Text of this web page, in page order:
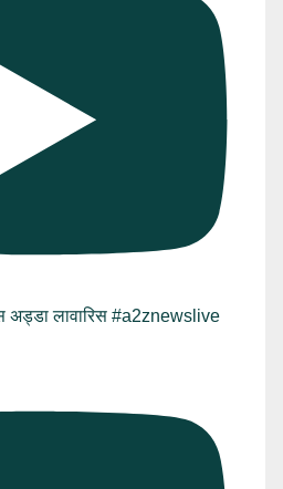
अड्डा लावारिस #a2znewslive